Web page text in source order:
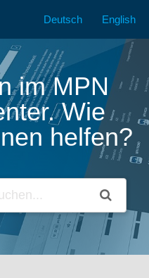
Deutsch English
im MPN
Wie
helfen?